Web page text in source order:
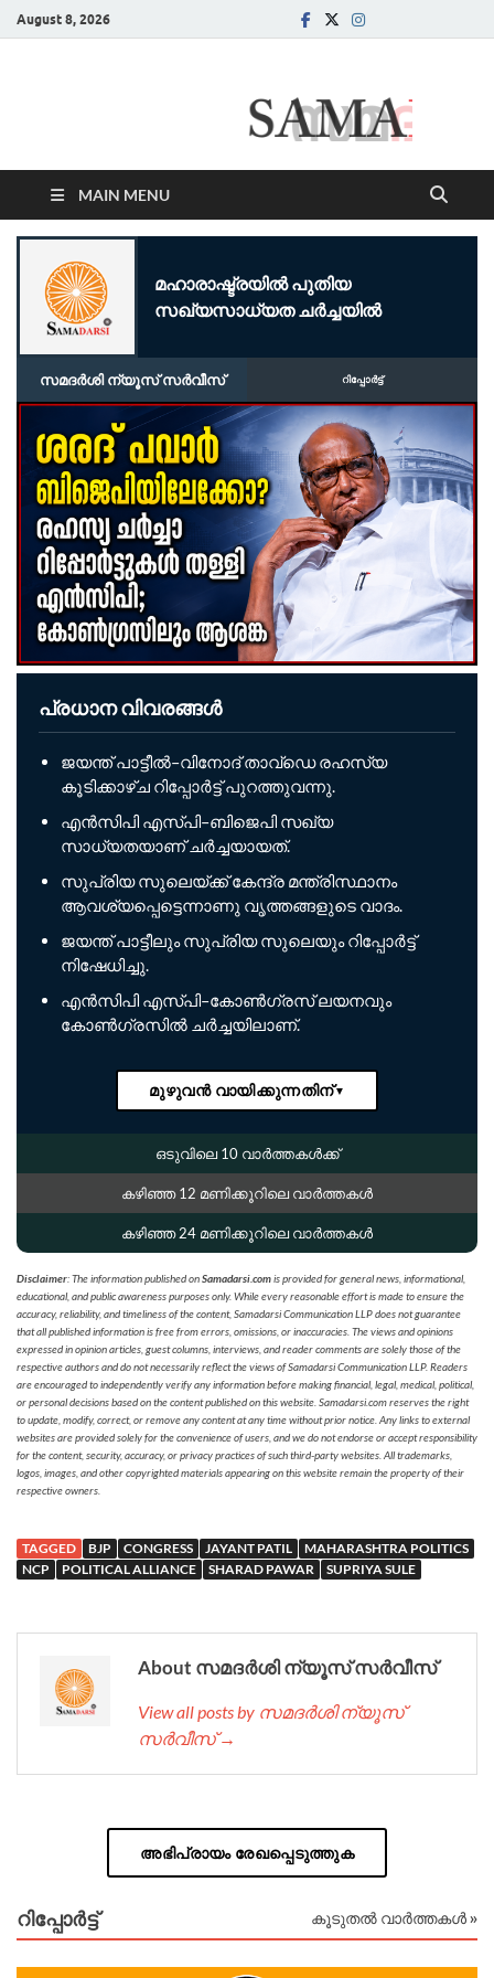
August 8, 2026
MAIN MENU
മഹാരാഷ്ട്രയിൽ പുതിയ
സഖ്യസാധ്യത ചർച്ചയിൽ
സമദർശി ന്യൂസ് സർവീസ് റിപ്പോര്‍ട്ട്
പ്രധാന വിവരങ്ങൾ
ജയന്ത് പാട്ടീൽ–വിനോദ് താവ്ഡെ രഹസ്യ
കൂടിക്കാഴ്ച റിപ്പോർട്ട് പുറത്തുവന്നു.
എൻസിപി എസ്പി–ബിജെപി സഖ്യ
സാധ്യതയാണ് ചർച്ചയായത്.
സുപ്രിയ സുലെയ്ക്ക് കേന്ദ്ര മന്ത്രിസ്ഥാനം
ആവശ്യപ്പെട്ടെന്നാണു വൃത്തങ്ങളുടെ വാദം.
ജയന്ത് പാട്ടീലും സുപ്രിയ സുലെയും റിപ്പോർട്ട്
നിഷേധിച്ചു.
എൻസിപി എസ്പി–കോൺഗ്രസ് ലയനവും
കോൺഗ്രസിൽ ചർച്ചയിലാണ്.
മുഴുവൻ വായിക്കുന്നതിന്▼
ഒടുവിലെ 10 വാർത്തകൾക്ക്
കഴിഞ്ഞ 12 മണിക്കൂറിലെ വാർത്തകൾ
കഴിഞ്ഞ 24 മണിക്കൂറിലെ വാർത്തകൾ
Disclaimer: The information published onSamadarsi.comis provided for general news, informational,
educational, and public awareness purposes only. While every reasonable effort is made to ensure the
accuracy, reliability, and timeliness of the content, Samadarsi Communication LLP does not guarantee
that all published information is free from errors, omissions, or inaccuracies. The views and opinions
expressed in opinion articles, guest columns, interviews, and reader comments are solely those of the
respective authors and do not necessarily reflect the views of Samadarsi Communication LLP. Readers
are encouraged to independently verify any information before making financial, legal, medical, political,
or personal decisions based on the content published on this website. Samadarsi.com reserves the right
to update, modify, correct, or remove any content at any time without prior notice. Any links to external
websites are provided solely for the convenience of users, and we do not endorse or accept responsibility
for the content, security, accuracy, or privacy practices of such third-party websites. All trademarks,
logos, images, and other copyrighted materials appearing on this website remain the property of their
respective owners.
TAGGED BJP CONGRESS JAYANT PATIL
MAHARASHTRA POLITICS
NCP
POLITICAL ALLIANCE SHARAD PAWAR SUPRIYA SULE
About സമദർശി ന്യൂസ് സർവീസ്
View all posts by സമദർശി ന്യൂസ്
സർവീസ് →
അഭിപ്രായം രേഖപ്പെടുത്തുക
റിപ്പോര്‍ട്ട് കൂടുതൽ വാർത്തകൾ »